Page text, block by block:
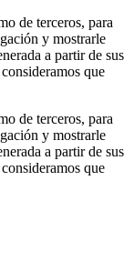
de terceros, para
y mostrarle
a partir de sus
que
de terceros, para
y mostrarle
a partir de sus
que